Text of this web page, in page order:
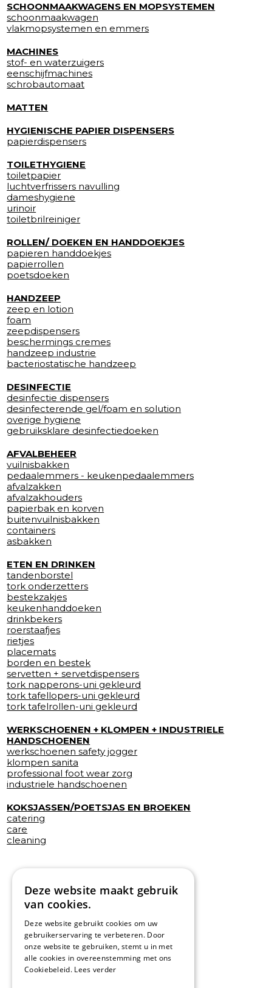
SCHOONMAAKWAGENS EN MOPSYSTEMEN
schoonmaakwagen
vlakmopsystemen en emmers
MACHINES
stof- en waterzuigers
eenschijfmachines
schrobautomaat
MATTEN
HYGIENISCHE PAPIER DISPENSERS
papierdispensers
TOILETHYGIENE
toiletpapier
luchtverfrissers navulling
dameshygiene
urinoir
toiletbrilreiniger
ROLLEN/ DOEKEN EN HANDDOEKJES
papieren handdoekjes
papierrollen
poetsdoeken
HANDZEEP
zeep en lotion
foam
zeepdispensers
beschermings cremes
handzeep industrie
bacteriostatische handzeep
DESINFECTIE
desinfectie dispensers
desinfecterende gel/foam en solution
overige hygiene
gebruiksklare desinfectiedoeken
AFVALBEHEER
vuilnisbakken
pedaalemmers - keukenpedaalemmers
afvalzakken
afvalzakhouders
papierbak en korven
buitenvuilnisbakken
containers
asbakken
ETEN EN DRINKEN
tandenborstel
tork onderzetters
bestekzakjes
keukenhanddoeken
drinkbekers
roerstaafjes
rietjes
placemats
borden en bestek
servetten + servetdispensers
tork napperons-uni gekleurd
tork tafellopers-uni gekleurd
tork tafelrollen-uni gekleurd
WERKSCHOENEN + KLOMPEN + INDUSTRIELE
HANDSCHOENEN
werkschoenen safety jogger
klompen sanita
professional foot wear zorg
industriele handschoenen
KOKSJASSEN/POETSJAS EN BROEKEN
catering
care
cleaning
Deze website maakt gebruik
van cookies.
Deze website gebruikt cookies om uw
gebruikerservaring te verbeteren. Door
onze website te gebruiken, stemt u in met
alle cookies in overeenstemming met ons
Cookiebeleid. Lees verder